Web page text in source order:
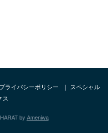
プライバシーポリシー
スペシャル
ス
by Ameniwa